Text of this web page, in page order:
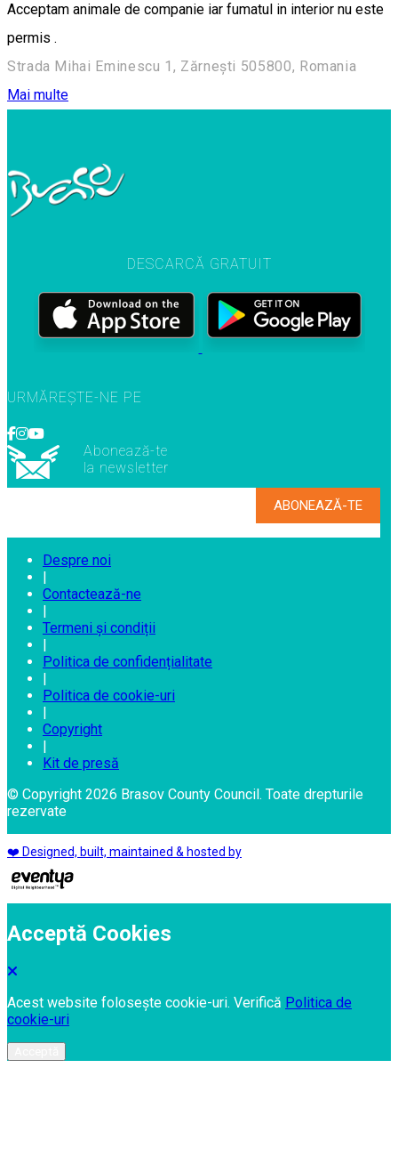
Acceptam animale de companie iar fumatul in interior nu este
permis .
Strada Mihai Eminescu 1, Zărnești 505800, Romania
Mai multe
DESCARCĂ GRATUIT
URMĂREȘTE-NE PE
Abonează-te
la newsletter
Despre noi
|
Contactează-ne
|
Termeni și condiții
|
Politica de confidențialitate
|
Politica de cookie-uri
|
Copyright
|
Kit de presă
© Copyright 2026 Brasov County Council. Toate drepturile
rezervate
❤️ Designed, built, maintained & hosted by
Acceptă Cookies
Acest website folosește cookie-uri. Verifică Politica de
cookie-uri